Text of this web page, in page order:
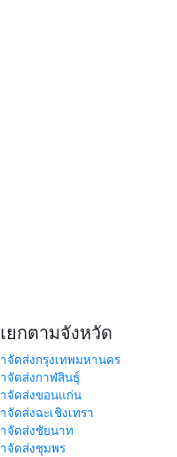
ยกตามจังหวัด
จัดส่งกรุงเทพมหานคร
จัดส่งกาฬสินธุ์
จัดส่งขอนแก่น
จัดส่งฉะเชิงเทรา
จัดส่งชัยนาท
จัดส่งชุมพร